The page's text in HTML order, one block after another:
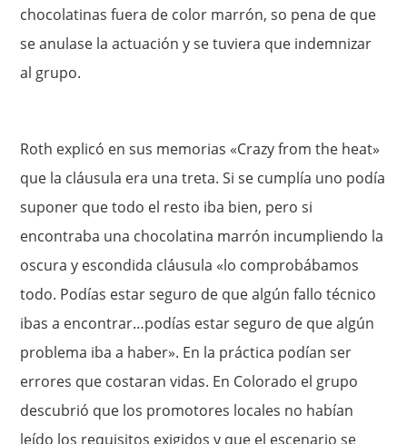
chocolatinas fuera de color marrón, so pena de que
se anulase la actuación y se tuviera que indemnizar
al grupo.
Roth explicó en sus memorias «Crazy from the heat»
que la cláusula era una treta. Si se cumplía uno podía
suponer que todo el resto iba bien, pero si
encontraba una chocolatina marrón incumpliendo la
oscura y escondida cláusula «lo comprobábamos
todo. Podías estar seguro de que algún fallo técnico
ibas a encontrar…podías estar seguro de que algún
problema iba a haber». En la práctica podían ser
errores que costaran vidas. En Colorado el grupo
descubrió que los promotores locales no habían
leído los requisitos exigidos y que el escenario se